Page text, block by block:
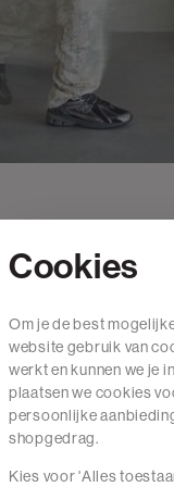
Mail ons
020 - 3412 650
Van maandag t/m vrijdag
Cookies
Om je de best
website gebruik van
werkt en kunnen we je
plaatsen we cookies
persoonlijke
shopgedrag.
Kies voor 'Alles